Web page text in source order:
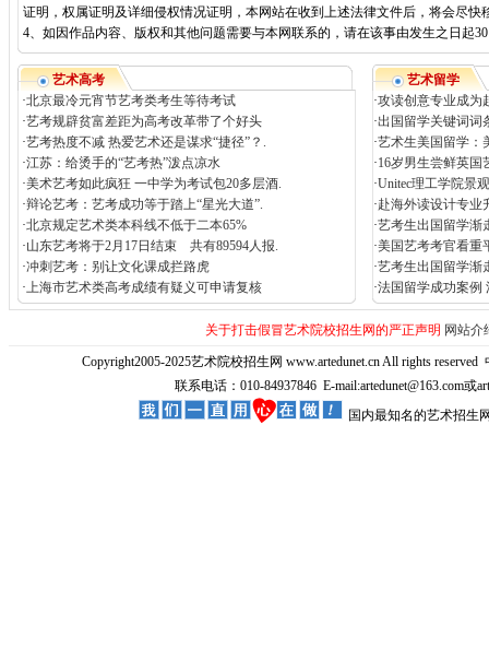
证明，权属证明及详细侵权情况证明，本网站在收到上述法律文件后，将会尽快
4、如因作品内容、版权和其他问题需要与本网联系的，请在该事由发生之日起
艺术高考
·北京最冷元宵节艺考类考生等待考试
·艺考规辟贫富差距为高考改革带了个好头
·艺考热度不减 热爱艺术还是谋求“捷径”？.
·江苏：给烫手的“艺考热”泼点凉水
·美术艺考如此疯狂 一中学为考试包20多层酒.
·辩论艺考：艺考成功等于踏上“星光大道”.
·北京规定艺术类本科线不低于二本65%
·山东艺考将于2月17日结束 共有89594人报.
·冲刺艺考：别让文化课成拦路虎
·上海市艺术类高考成绩有疑义可申请复核
艺术留学
·攻读创意专业成为
·出国留学关键词词
·艺术生美国留学：
·16岁男生尝鲜英国
·Unitec理工学院景
·赴海外读设计专业
·艺考生出国留学渐
·美国艺考考官看重
·艺考生出国留学渐
·法国留学成功案例
关于打击假冒艺术院校招生网的严正声明 网站介
Copyright2005-2025艺术院校招生网 www.artedunet.cn All rights reserved
联系电话：010-84937846 E-mail:artedunet@163.com或
国内最知名的艺术招生